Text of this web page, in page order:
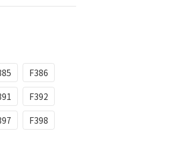
F386
F392
F398